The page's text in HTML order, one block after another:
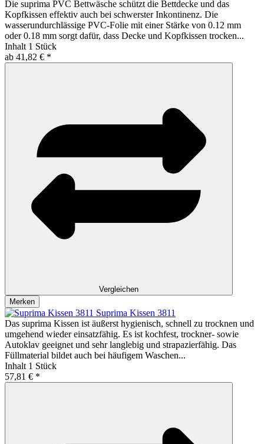
Die suprima PVC Bettwäsche schützt die Bettdecke und das
Kopfkissen effektiv auch bei schwerster Inkontinenz. Die
wasserundurchlässige PVC-Folie mit einer Stärke von 0.12 mm
oder 0.18 mm sorgt dafür, dass Decke und Kopfkissen trocken...
Inhalt 1 Stück
ab 41,82 € *
Vergleichen
Merken
Suprima Kissen 3811
Das suprima Kissen ist äußerst hygienisch, schnell zu trocknen und
umgehend wieder einsatzfähig. Es ist kochfest, trockner- sowie
Autoklav geeignet und sehr langlebig und strapazierfähig. Das
Füllmaterial bildet auch bei häufigem Waschen...
Inhalt 1 Stück
57,81 € *